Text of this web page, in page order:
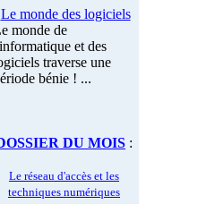
Le monde des logiciels
monde de
et des
traverse une
bénie ! ...
DU MOIS :
Le réseau d'accès et les
techniques numériques